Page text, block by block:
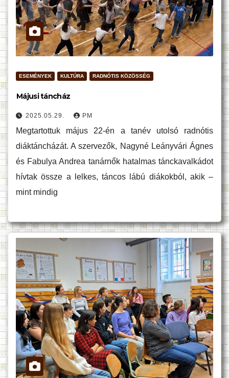
ESEMÉNYEK KULTÚRA RADNÓTIS KÖZÖSSÉG
Májusi táncház
2025.05.29. PM
Megtartottuk május 22-én a tanév utolsó radnótis
diáktáncházát. A szervezők, Nagyné Leányvári Ágnes
és Fabulya Andrea tanárnők hatalmas tánckavalkádot
hívtak össze a lelkes, táncos lábú diákokból, akik –
mint mindig